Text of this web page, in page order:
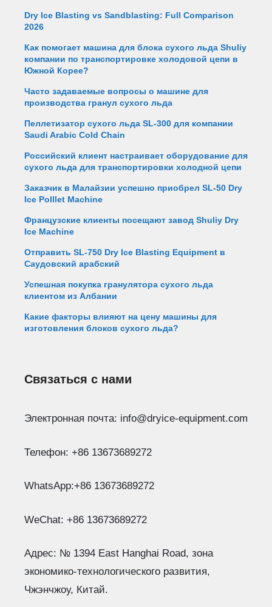
Dry Ice Blasting vs Sandblasting: Full Comparison
2026
Как помогает машина для блока сухого льда Shuliy
компании по транспортировке холодовой цепи в
Южной Корее?
Часто задаваемые вопросы о машине для
производства гранул сухого льда
Пеллетизатор сухого льда SL-300 для компании
Saudi Arabic Cold Chain
Российский клиент настраивает оборудование для
сухого льда для транспортировки холодной цепи
Заказчик в Малайзии успешно приобрел SL-50 Dry
Ice Polllet Machine
Французские клиенты посещают завод Shuliy Dry
Ice Machine
Отправить SL-750 Dry Ice Blasting Equipment в
Саудовский арабский
Успешная покупка гранулятора сухого льда
клиентом из Албании
Какие факторы влияют на цену машины для
изготовления блоков сухого льда?
Связаться с нами
Электронная почта: info@dryice-equipment.com
Телефон: +86 13673689272
WhatsApp:+86 13673689272
WeChat: +86 13673689272
Адрес: № 1394 East Hanghai Road, зона
экономико-технологического развития,
Чжэнчжоу, Китай.